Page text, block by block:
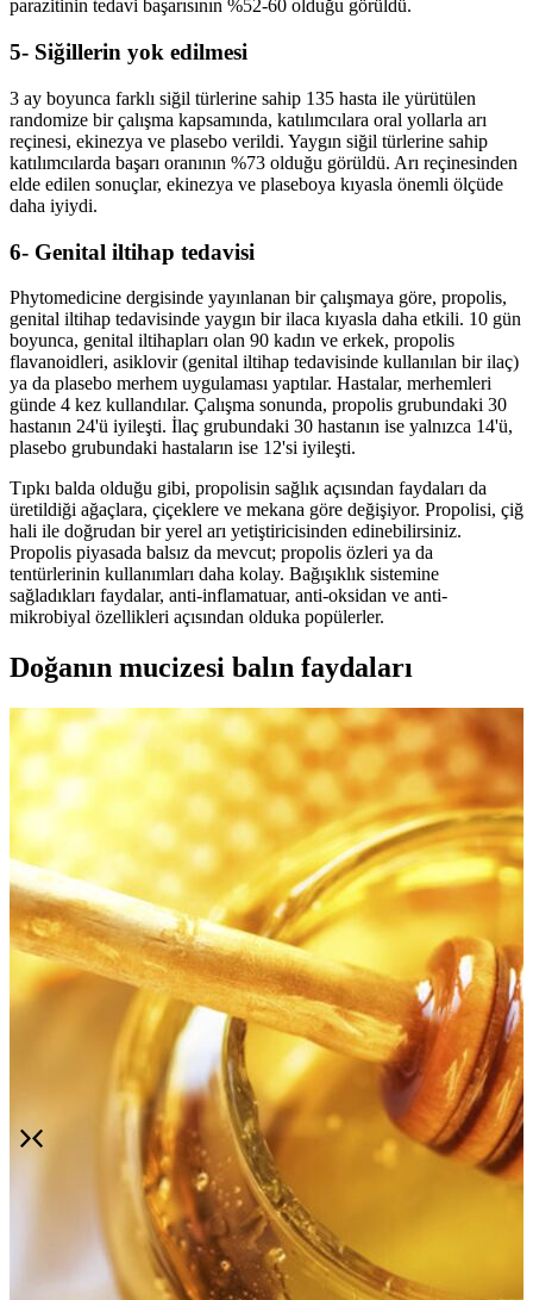
parazitinin tedavi başarısının %52-60 olduğu görüldü.
5- Siğillerin yok edilmesi
3 ay boyunca farklı siğil türlerine sahip 135 hasta ile yürütülen
randomize bir çalışma kapsamında, katılımcılara oral yollarla arı
reçinesi, ekinezya ve plasebo verildi. Yaygın siğil türlerine sahip
katılımcılarda başarı oranının %73 olduğu görüldü. Arı reçinesinden
elde edilen sonuçlar, ekinezya ve plaseboya kıyasla önemli ölçüde
daha iyiydi.
6- Genital iltihap tedavisi
Phytomedicine dergisinde yayınlanan bir çalışmaya göre, propolis,
genital iltihap tedavisinde yaygın bir ilaca kıyasla daha etkili. 10 gün
boyunca, genital iltihapları olan 90 kadın ve erkek, propolis
flavanoidleri, asiklovir (genital iltihap tedavisinde kullanılan bir ilaç)
ya da plasebo merhem uygulaması yaptılar. Hastalar, merhemleri
günde 4 kez kullandılar. Çalışma sonunda, propolis grubundaki 30
hastanın 24'ü iyileşti. İlaç grubundaki 30 hastanın ise yalnızca 14'ü,
plasebo grubundaki hastaların ise 12'si iyileşti.
Tıpkı balda olduğu gibi, propolisin sağlık açısından faydaları da
üretildiği ağaçlara, çiçeklere ve mekana göre değişiyor. Propolisi, çiğ
hali ile doğrudan bir yerel arı yetiştiricisinden edinebilirsiniz.
Propolis piyasada balsız da mevcut; propolis özleri ya da
tentürlerinin kullanımları daha kolay. Bağışıklık sistemine
sağladıkları faydalar, anti-inflamatuar, anti-oksidan ve anti-
mikrobiyal özellikleri açısından olduka popülerler.
Doğanın mucizesi balın faydaları